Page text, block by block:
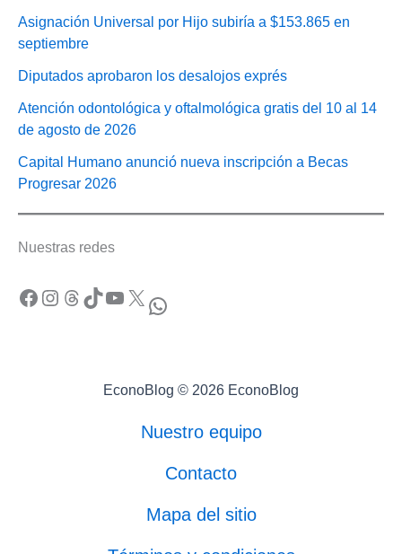
Asignación Universal por Hijo subiría a $153.865 en
septiembre
Diputados aprobaron los desalojos exprés
Atención odontológica y oftalmológica gratis del 10 al 14
de agosto de 2026
Capital Humano anunció nueva inscripción a Becas
Progresar 2026
Nuestras redes
Facebook Instagram Threads TikTok YouTube X WhatsApp
EconoBlog © 2026 EconoBlog
Nuestro equipo
Contacto
Mapa del sitio